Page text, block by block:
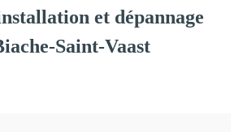
et dépannage
Saint-Vaast